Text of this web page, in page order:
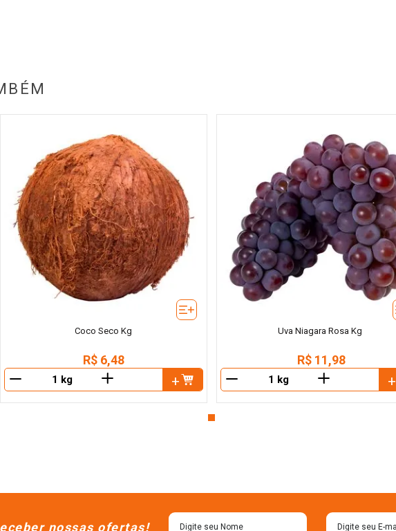
Coco Seco Kg
R$ 6,48
＋
Uva Niagara Rosa Kg
R$ 11,98
＋
nossas ofertas!